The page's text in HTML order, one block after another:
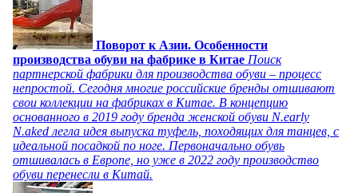
Поворот к Азии. Особенности
производства обуви на фабрике в Китае Поиск
партнерской фабрики для производства обуви – процесс
непростой. Сегодня многие российские бренды отшивают
свои коллекции на фабриках в Китае. В концепцию
основанного в 2019 году бренда женской обуви N.early
N.aked легла идея выпуска туфель, походящих для танцев, с
идеальной посадкой по ноге. Первоначально обувь
отшивалась в Европе, но уже в 2022 году производство
обуви перенесли в Китай.